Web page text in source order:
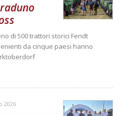
di 500 trattori storici Fendt
da cinque paesi hanno
2026